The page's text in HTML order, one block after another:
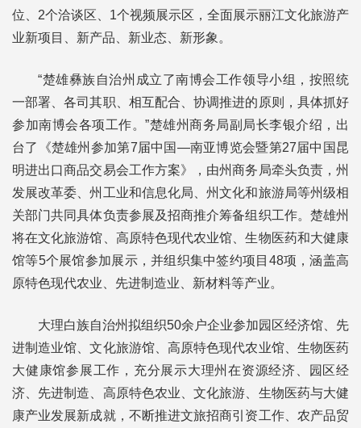
位、2个洽谈区、1个视频展示区，全面展示丽江文化旅游产
业新项目、新产品、新业态、新形象。
“楚雄彝族自治州成立了南博会工作领导小组，按照统
一部署、各司其职、相互配合、协调推进的原则，具体抓好
参加南博会各项工作。”楚雄州商务局副局长李银介绍，出
台了《楚雄州参加第7届中国—南亚博览会暨第27届中国昆
明进出口商品交易会工作方案》，由州商务局牵头负责，州
发展改革委、州工业和信息化局、州文化和旅游局等州级相
关部门共同具体负责参展及招商推介筹备组织工作。楚雄州
将在文化旅游馆、高原特色现代农业馆、生物医药和大健康
馆等5个展馆参加展示，并组织集中签约项目48项，涵盖高
原特色现代农业、先进制造业、新材料等产业。
大理白族自治州拟组织50余户企业参加园区经济馆、先
进制造业馆、文化旅游馆、高原特色现代农业馆、生物医药
大健康馆参展工作，充分展示大理州在资源经济、园区经
济、先进制造、高原特色农业、文化旅游、生物医药与大健
康产业发展新成就，不断推进文旅招商引资工作、农产品贸